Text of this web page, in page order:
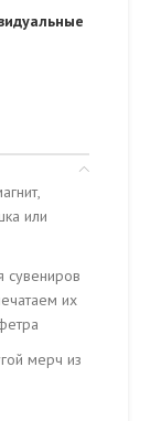
или
сувениров
их
мерч из